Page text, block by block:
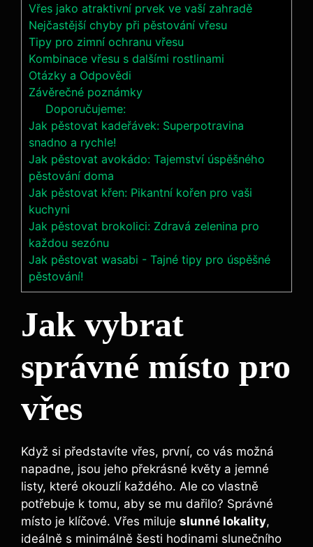
Vřes jako atraktivní prvek ve vaší zahradě
Nejčastější chyby při pěstování vřesu
Tipy pro zimní ochranu vřesu
Kombinace vřesu s dalšími rostlinami
Otázky a Odpovědi
Závěrečné poznámky
Doporučujeme:
Jak pěstovat kadeřávek: Superpotravina
snadno a rychle!
Jak pěstovat avokádo: Tajemství úspěšného
pěstování doma
Jak pěstovat křen: Pikantní kořen pro vaši
kuchyni
Jak pěstovat brokolici: Zdravá zelenina pro
každou sezónu
Jak pěstovat wasabi - Tajné tipy pro úspěšné
pěstování!
Jak vybrat
správné místo pro
vřes
Když si představíte vřes, první, co vás možná
napadne, jsou jeho překrásné květy a jemné
listy, které okouzlí každého. Ale co vlastně
potřebuje k tomu, aby se mu dařilo? Správné
místo je klíčové. Vřes miluje slunné lokality,
ideálně s minimálně šesti hodinami slunečního